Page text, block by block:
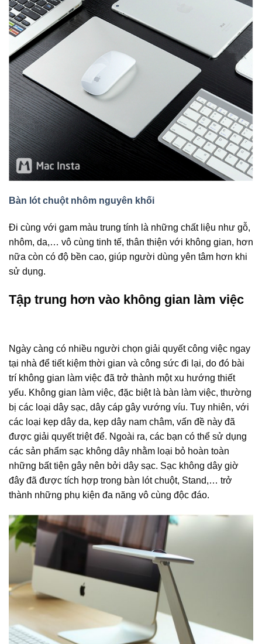
Bàn lót chuột nhôm nguyên khối
Đi cùng với gam màu trung tính là những chất liệu như gỗ,
nhôm, da,… vô cùng tinh tế, thân thiện với không gian, hơn
nữa còn có độ bền cao, giúp người dùng yên tâm hơn khi
sử dụng.
Tập trung hơn vào không gian làm việc
Ngày càng có nhiều người chọn giải quyết công việc ngay
tại nhà để tiết kiệm thời gian và công sức đi lại, do đó bài
trí không gian làm việc đã trở thành một xu hướng thiết
yếu. Không gian làm việc, đặc biệt là bàn làm việc, thường
bị các loại dây sạc, dây cáp gây vướng víu. Tuy nhiên, với
các loại kẹp dây da, kẹp dây nam châm, vấn đề này đã
được giải quyết triệt để. Ngoài ra, các bạn có thể sử dụng
các sản phẩm sạc không dây nhằm loại bỏ hoàn toàn
những bất tiện gây nên bởi dây sạc. Sạc không dây giờ
đây đã được tích hợp trong bàn lót chuột, Stand,… trở
thành những phụ kiện đa năng vô cùng độc đáo.